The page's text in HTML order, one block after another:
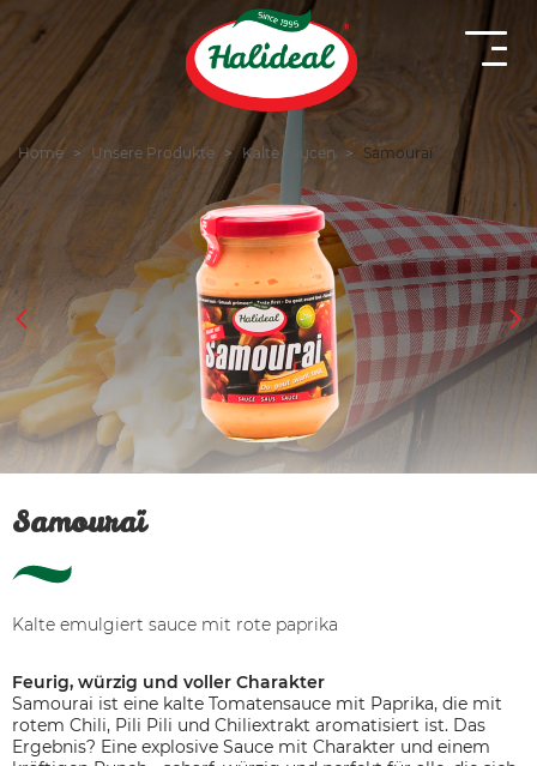
Home Unsere Produkte Kalte Saucen Samouraï
Samouraï
Kalte emulgiert sauce mit rote paprika
Feurig, würzig und voller Charakter
Samourai ist eine kalte Tomatensauce mit Paprika, die mit
rotem Chili, Pili Pili und Chiliextrakt aromatisiert ist. Das
Ergebnis? Eine explosive Sauce mit Charakter und einem